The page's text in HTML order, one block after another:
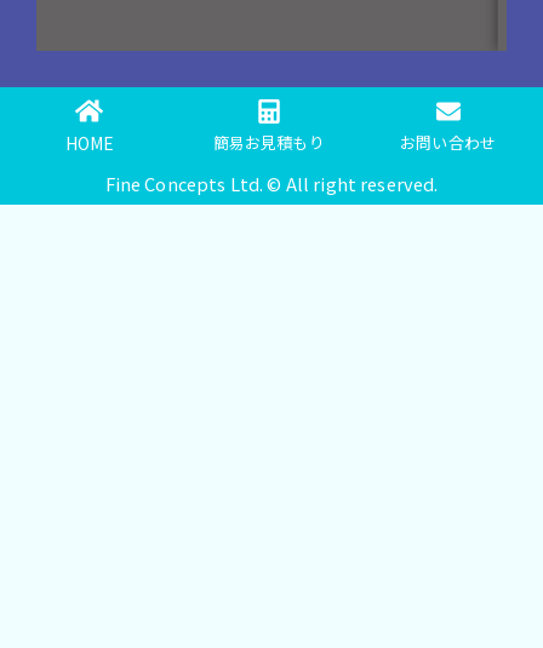
HOME 簡易お見積もり お問い合わせ
Fine Concepts Ltd. © All right reserved.